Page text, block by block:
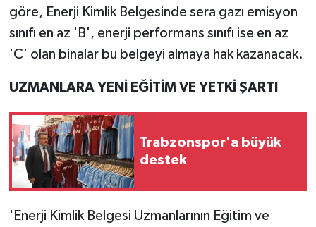
göre, Enerji Kimlik Belgesinde sera gazı emisyon
sınıfı en az 'B', enerji performans sınıfı ise en az
'C' olan binalar bu belgeyi almaya hak kazanacak.
UZMANLARA YENİ EĞİTİM VE YETKİ ŞARTI
Trabzonspor'a büyük
destek
'Enerji Kimlik Belgesi Uzmanlarının Eğitim ve